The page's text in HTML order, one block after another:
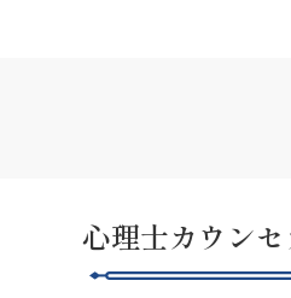
心理士カウン